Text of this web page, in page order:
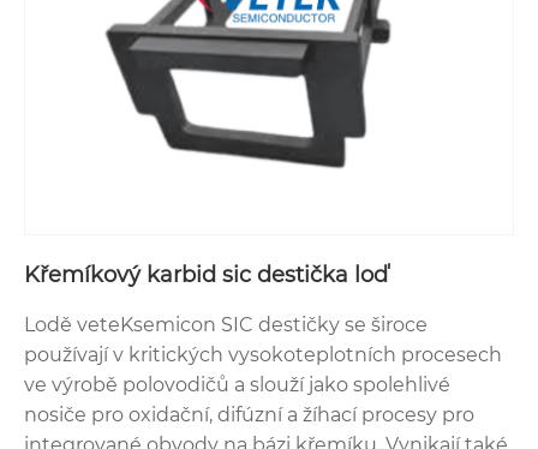
Křemíkový karbid sic destička loď
Lodě veteKsemicon SIC destičky se široce
používají v kritických vysokoteplotních procesech
ve výrobě polovodičů a slouží jako spolehlivé
nosiče pro oxidační, difúzní a žíhací procesy pro